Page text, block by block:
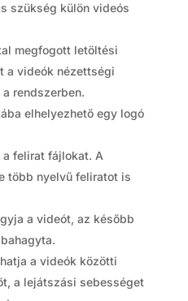
szükség külön videós
megfogott letöltési
a videók nézettségi
rendszerben.
elhelyezhető egy logó
a felirat fájlokat. A
több nyelvű feliratot is
a videót, az később
a videók közötti
a lejátszási sebességet